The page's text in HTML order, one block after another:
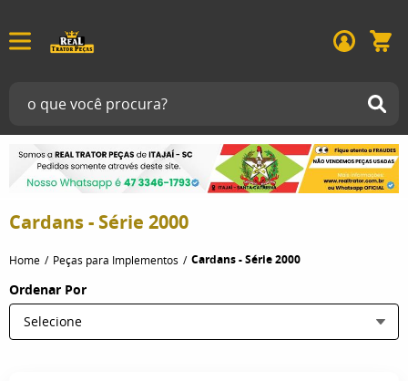
Cardans - Série 2000
Home Peças para Implementos Cardans - Série 2000
Ordenar Por
Selecione